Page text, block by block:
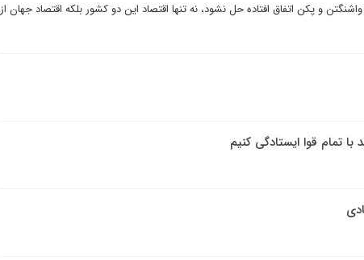
و پکن اتفاق افتاده حل نشود، نه تنها اقتصاد این دو کشور بلکه اقتصاد جهان از
تمام قوا ایستادگی کنیم